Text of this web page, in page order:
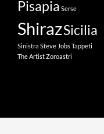
Pisapia Serse
ShirazSicilia
Sinistra Steve JobsTappeti
The ArtistZoroastri